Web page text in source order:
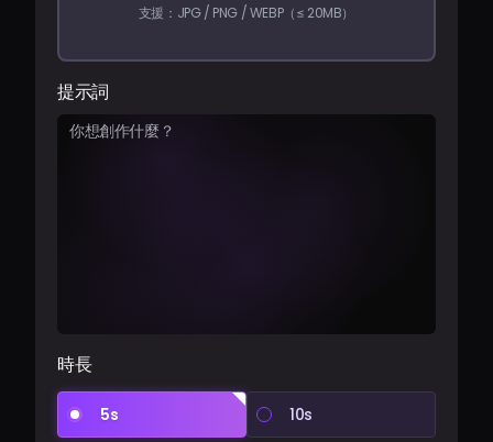
支援：JPG / PNG / WEBP（≤ 20MB）
提示詞
時長
5s 10s